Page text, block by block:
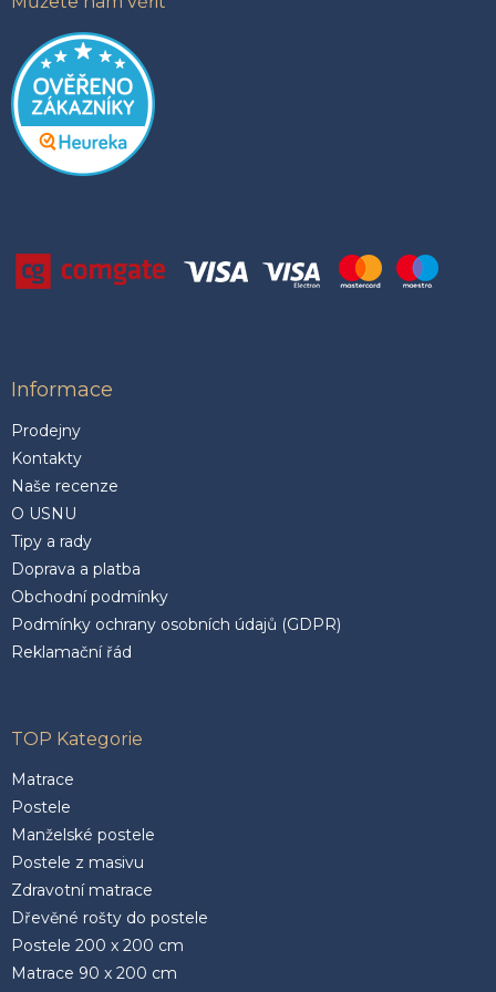
Informace
Prodejny
Kontakty
Naše recenze
O USNU
Tipy a rady
Doprava a platba
Obchodní podmínky
Podmínky ochrany osobních údajů (GDPR)
Reklamační řád
TOP Kategorie
Matrace
Postele
Manželské postele
Postele z masivu
Zdravotní matrace
Dřevěné rošty do postele
Postele 200 x 200 cm
Matrace 90 x 200 cm